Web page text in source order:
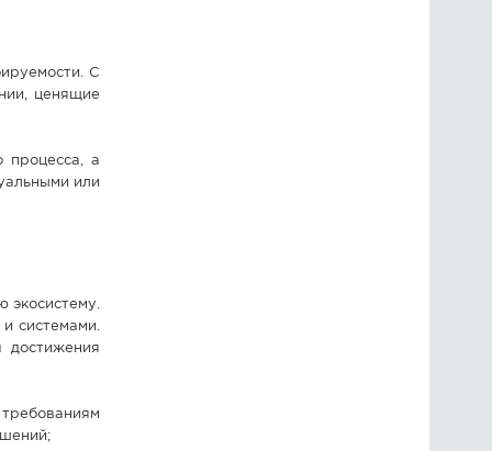
С
ценящие
процесса, а
или
системами.
достижения